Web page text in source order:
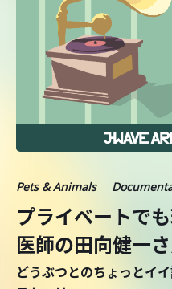
Pets & Animals
プライベートで
医師の田向健一
どうぶつとのちょっとイ